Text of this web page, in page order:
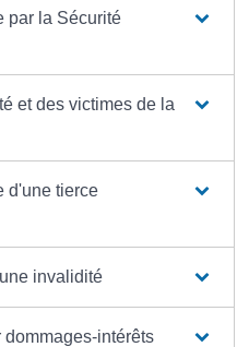
par la Sécurité
et des victimes de la
d'une tierce
invalidité
intérêts